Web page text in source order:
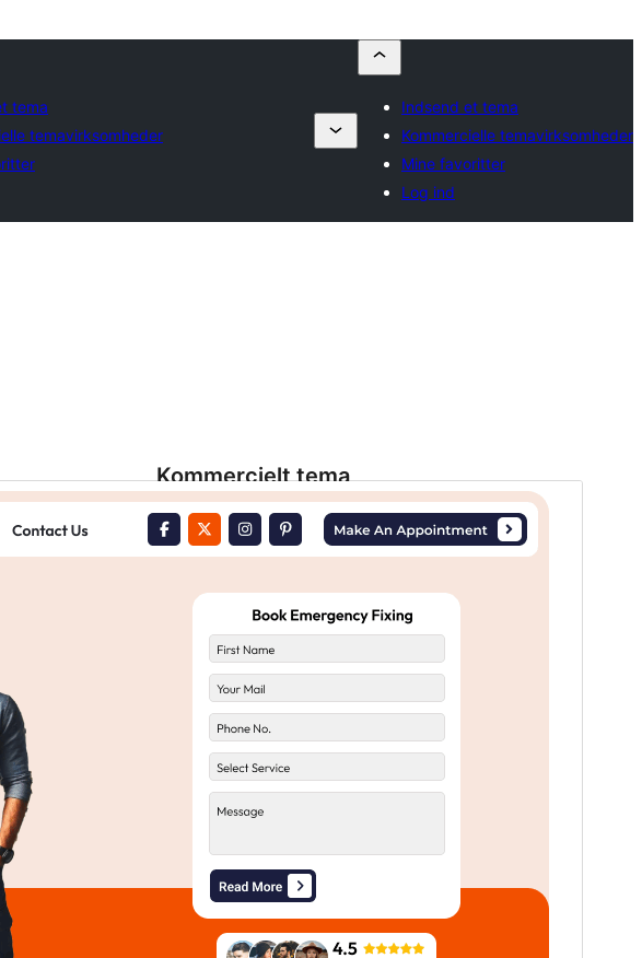
tema
temavirksomheder
Indsend et tema
Kommercielle temavirksomheder
Mine favoritter
Log ind
Kommercielt tema
Dette tema er gratis, men tilbyder yderligere betalte
kommercielle opgraderinger eller support.
Sidst opdateret
Aktive installationer
WordPress version
PHP version
Tema-websted